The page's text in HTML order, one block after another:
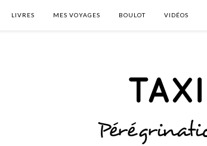
LIVRES MES VOYAGES BOULOT VIDÉOS